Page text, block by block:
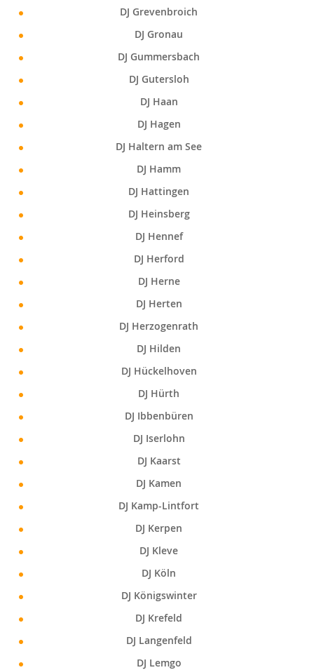
DJ Grevenbroich
DJ Gronau
DJ Gummersbach
DJ Gutersloh
DJ Haan
DJ Hagen
DJ Haltern am See
DJ Hamm
DJ Hattingen
DJ Heinsberg
DJ Hennef
DJ Herford
DJ Herne
DJ Herten
DJ Herzogenrath
DJ Hilden
DJ Hückelhoven
DJ Hürth
DJ Ibbenbüren
DJ Iserlohn
DJ Kaarst
DJ Kamen
DJ Kamp-Lintfort
DJ Kerpen
DJ Kleve
DJ Köln
DJ Königswinter
DJ Krefeld
DJ Langenfeld
DJ Lemgo